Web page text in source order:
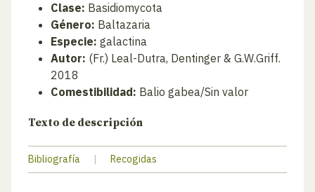
Clase: Basidiomycota
Género: Baltazaria
Especie: galactina
Autor: (Fr.) Leal-Dutra, Dentinger & G.W.Griff.
2018
Comestibilidad: Balio gabea/Sin valor
Texto de descripción
Bibliografía | Recogidas